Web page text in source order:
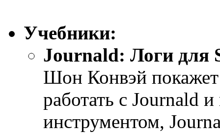
Учебники:
Journald: Логи для
Шон Конвэй покажет
работать с Journald
инструментом,